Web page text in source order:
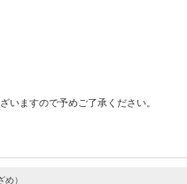
いますので予めご了承ください。
）